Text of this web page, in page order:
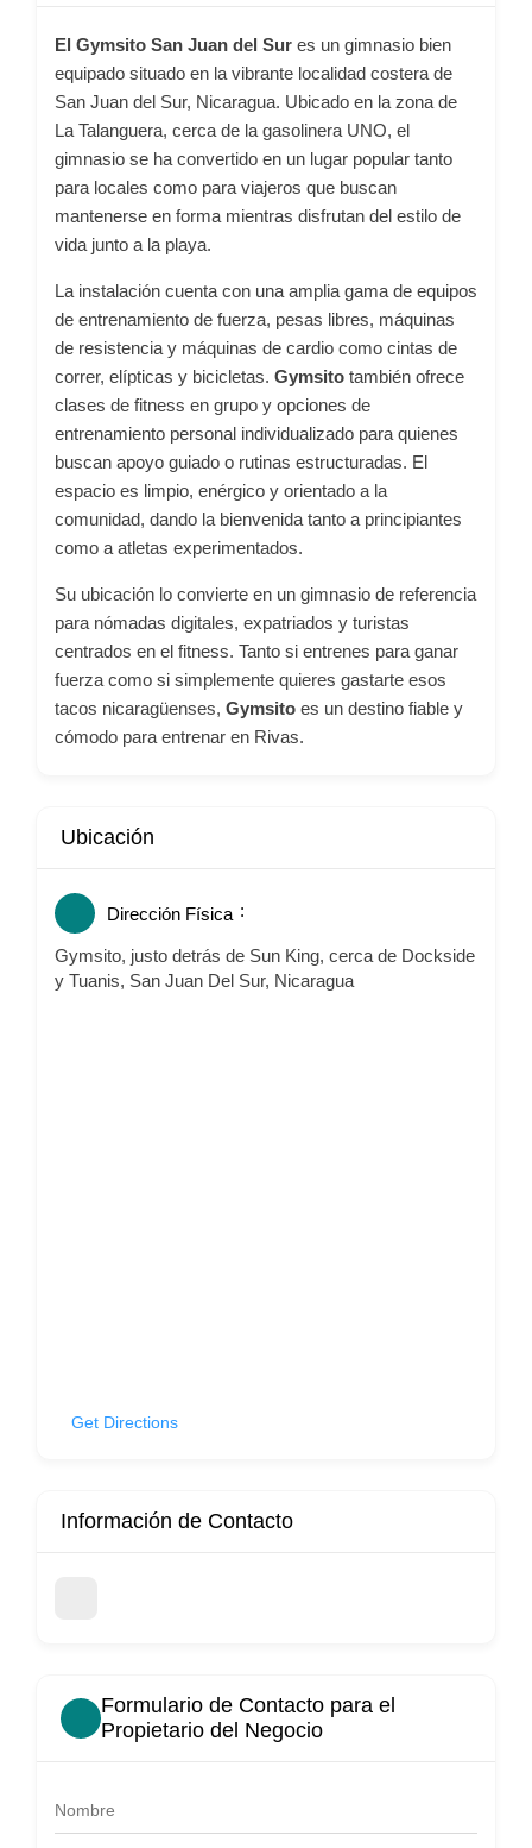
El Gymsito San Juan del Sur es un gimnasio bien
equipado situado en la vibrante localidad costera de
San Juan del Sur, Nicaragua. Ubicado en la zona de
La Talanguera, cerca de la gasolinera UNO, el
gimnasio se ha convertido en un lugar popular tanto
para locales como para viajeros que buscan
mantenerse en forma mientras disfrutan del estilo de
vida junto a la playa.
La instalación cuenta con una amplia gama de equipos
de entrenamiento de fuerza, pesas libres, máquinas
de resistencia y máquinas de cardio como cintas de
correr, elípticas y bicicletas. Gymsito también ofrece
clases de fitness en grupo y opciones de
entrenamiento personal individualizado para quienes
buscan apoyo guiado o rutinas estructuradas. El
espacio es limpio, enérgico y orientado a la
comunidad, dando la bienvenida tanto a principiantes
como a atletas experimentados.
Su ubicación lo convierte en un gimnasio de referencia
para nómadas digitales, expatriados y turistas
centrados en el fitness. Tanto si entrenes para ganar
fuerza como si simplemente quieres gastarte esos
tacos nicaragüenses, Gymsito es un destino fiable y
cómodo para entrenar en Rivas.
Ubicación
Dirección Física
Gymsito, justo detrás de Sun King, cerca de Dockside
y Tuanis, San Juan Del Sur, Nicaragua
Get Directions
Información de Contacto
Formulario de Contacto para el
Propietario del Negocio